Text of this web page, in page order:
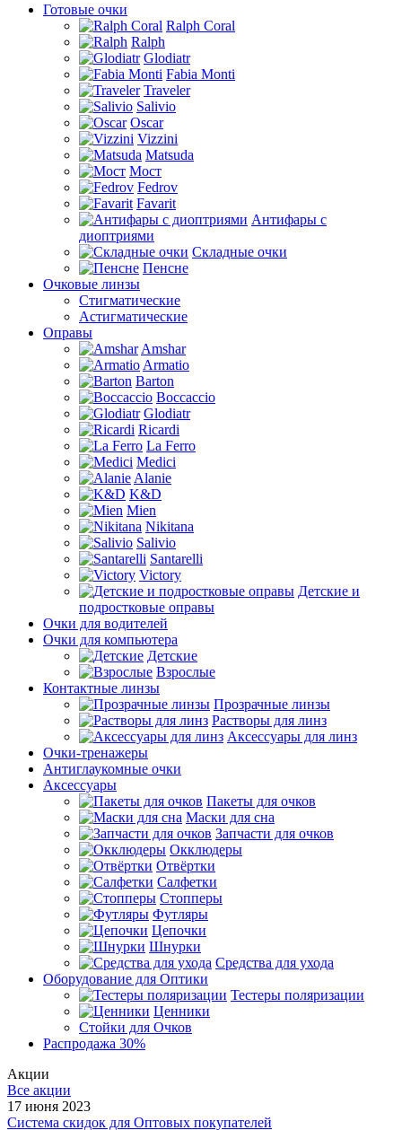
Готовые очки
Ralph Coral
Ralph
Glodiatr
Fabia Monti
Traveler
Salivio
Oscar
Vizzini
Matsuda
Мост
Fedrov
Favarit
Антифары с
диоптриями
Складные очки
Пенсне
Очковые линзы
Стигматические
Астигматические
Оправы
Amshar
Armatio
Barton
Boccaccio
Glodiatr
Ricardi
La Ferro
Medici
Alanie
K&D
Mien
Nikitana
Salivio
Santarelli
Victory
Детские и
подростковые оправы
Очки для водителей
Очки для компьютера
Детские
Взрослые
Контактные линзы
Прозрачные линзы
Растворы для линз
Аксессуары для линз
Очки-тренажеры
Антиглаукомные очки
Аксессуары
Пакеты для очков
Маски для сна
Запчасти для очков
Окклюдеры
Отвёртки
Салфетки
Стопперы
Футляры
Цепочки
Шнурки
Средства для ухода
Оборудование для Оптики
Тестеры поляризации
Ценники
Стойки для Очков
Распродажа 30%
Акции
Все акции
17 июня 2023
Система скидок для Оптовых покупателей